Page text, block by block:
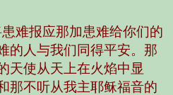
难报应那加患难给你们的
的人与我们同得平安。那
天使从天上在火焰中显
那不听从我主耶稣福音的